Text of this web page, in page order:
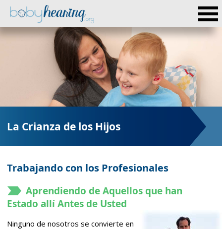
La Crianza de los Hijos
Trabajando con los Profesionales
Aprendiendo de Aquellos que han
Estado allí Antes de Usted
Ninguno de nosotros se convierte en